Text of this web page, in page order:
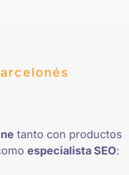
tanto con productos
especialista SEO: